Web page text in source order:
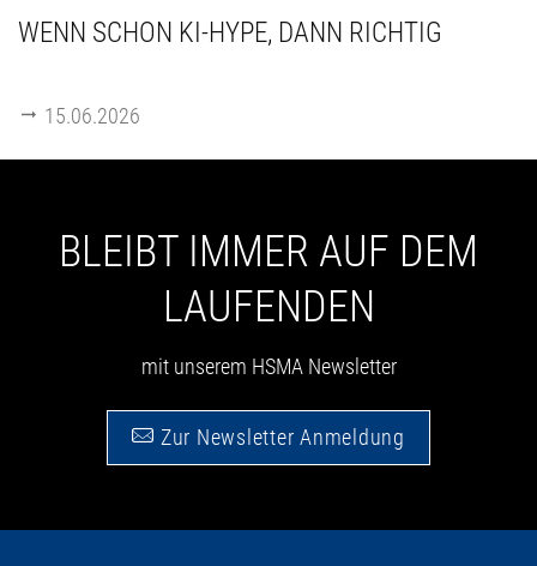
WENN SCHON KI-HYPE, DANN RICHTIG
15.06.2026
BLEIBT IMMER AUF DEM
LAUFENDEN
mit unserem HSMA Newsletter
Zur Newsletter Anmeldung